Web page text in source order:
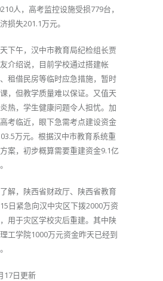
人，高考监控设施受损779台，
损失201.1万元。
下午，汉中市教育局纪检组长贾
介绍说，目前学校通过搭建帐
租借民房等临时应急措施，暂时
，但教学质量难以保证。又值天
热，学生健康问题令人担忧。加
考临近，眼下急需考点建设资金
万元。根据汉中市教育系统重
案，初步概算需要重建资金9.1亿
解，陕西省财政厅、陕西省教育
日紧急向汉中灾区下拨2000万资
用于灾区学校灾后重建。其中陕
工学院1000万元资金昨天已经到
17日更新